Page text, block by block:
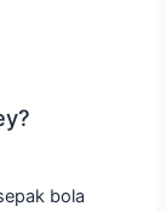
bola